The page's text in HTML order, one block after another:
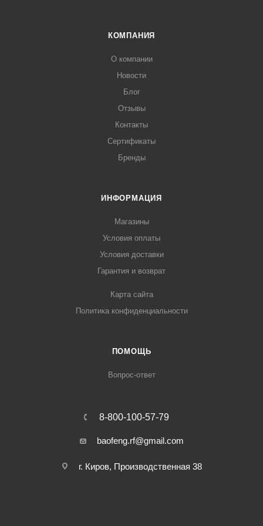
КОМПАНИЯ
О компании
Новости
Блог
Отзывы
Контакты
Сертификаты
Бренды
ИНФОРМАЦИЯ
Магазины
Условия оплаты
Условия доставки
Гарантия и возврат
Карта сайта
Политика конфиденциальности
ПОМОЩЬ
Вопрос-ответ
8-800-100-57-79
baofeng.rf@gmail.com
г. Киров, Производственная 38